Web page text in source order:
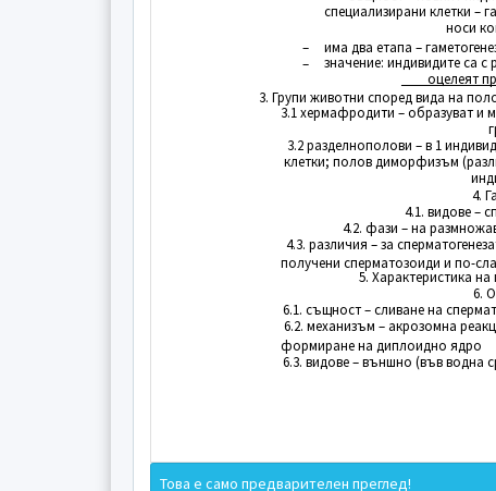
специализирани клетки –
носи
–
има два етапа –
–
значение: индивидите са
оцелеят
3. Групи животни според вида на
3.1 хермафродити – образуват и
3.2 разделнополови – в 1
клетки; полов диморфизъм
4.
4.1. видове –
4.2. фази – на
4.3. различия – за
получени сперматозоиди и по-
5. Характеристика
6.
6.1. същност – сливане на
6.2. механизъм – акрозомна
формиране на диплоидно ядро
6.3. видове – външно (във водна
Това е само предварителен преглед!